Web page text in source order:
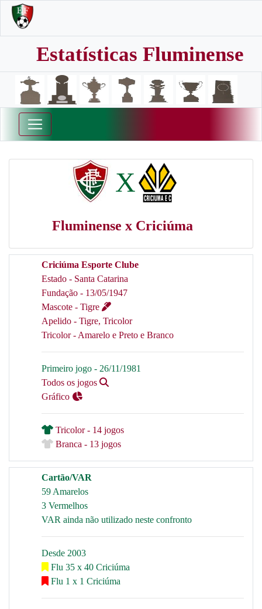
Estatísticas Fluminense
X
Fluminense x Criciúma
Criciúma Esporte Clube
Estado - Santa Catarina
Fundação - 13/05/1947
Mascote - Tigre
Apelido - Tigre, Tricolor
Tricolor - Amarelo e Preto e Branco
Primeiro jogo - 26/11/1981
Todos os jogos
Gráfico
Tricolor - 14 jogos
Branca - 13 jogos
Cartão/VAR
59 Amarelos
3 Vermelhos
VAR ainda não utilizado neste confronto
Desde 2003
Flu 35 x 40 Criciúma
Flu 1 x 1 Criciúma